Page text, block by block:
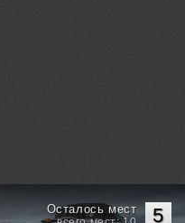
5
Осталось мест